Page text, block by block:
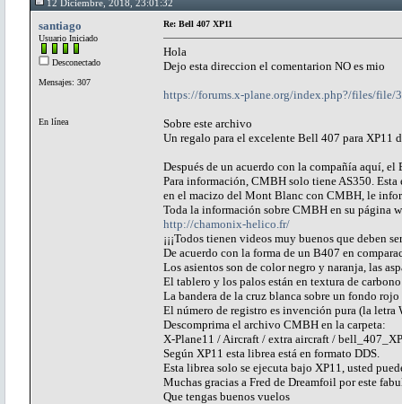
12 Diciembre, 2018, 23:01:32
santiago
Usuario Iniciado
Desconectado
Mensajes: 307
En línea
Re: Bell 407 XP11
Hola
Dejo esta direccion el comentarion NO es mio
https://forums.x-plane.org/index.php?/files/file/
Sobre este archivo
Un regalo para el excelente Bell 407 para XP11
Después de un acuerdo con la compañía aquí,
Para información, CMBH solo tiene AS350.
en el macizo del Mont Blanc con CMBH, le
Toda la información sobre CMBH en su página
http://chamonix-helico.fr/
¡¡¡Todos tienen videos muy buenos que deben
De acuerdo con la forma de un B407 en
Los asientos son de color negro y naranja, las
El tablero y los palos están en textura de carbono
La bandera de la cruz blanca sobre un fondo
El número de registro es invención pura (la letra
Descomprima el archivo CMBH en la carpeta:
X-Plane11 / Aircraft / extra aircraft /
Según XP11 esta librea está en formato DDS.
Esta librea solo se ejecuta bajo XP11, usted
Muchas gracias a Fred de Dreamfoil por este
Que tengas buenos vuelos